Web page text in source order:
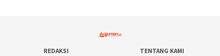
REDAKSI TENTANG KAMI